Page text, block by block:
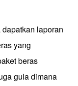
laporan
yang
beras
gula dimana